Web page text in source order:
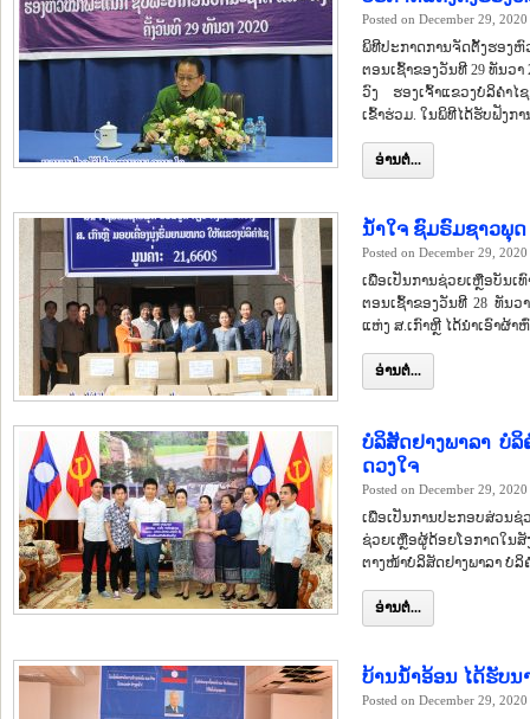
Posted on December 29, 2020
ພິທີປະກາດການຈັດຕັ້ງຮອ
ຕອນເຊົ້າຂອງວັນທີ 29 ທັນວ
ວົງ ຮອງເຈົ້າແຂວງບໍລິຄຳ
ເຂົ້າຮ່ວມ. ໃນພິທີໄດ້ຮັບຟັງກ
ອ່ານຕໍ່...
ນ້ຳໃຈ ຊົມຣົມຊາວພຸດ
Posted on December 29, 2020
ເພື່ອເປັນການຊ່ວຍເຫຼືອບັນເ
ຕອນເຊົ້າຂອງວັນທີ 28 ທັນ
ແຫ່ງ ສ.ເກົາຫຼີ ໄດ້ນຳເອົາຜ້
ອ່ານຕໍ່...
ບໍລິສັດຢາງພາລາ ບໍລິ
ດວງໃຈ
Posted on December 29, 2020
ເພື່ອເປັນການປະກອບສ່ວນຊ່
ຊ່ວຍເຫຼືອຜູ້ດ້ອຍໂອກາດໃນສັ
ຕາງໜ້າບໍລິສັດຢາງພາລາ ບໍລິ
ອ່ານຕໍ່...
ບ້ານນ້ຳອ້ອນ ໄດ້ຮັບນ
Posted on December 29, 2020